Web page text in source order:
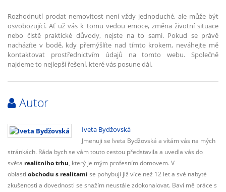
Rozhodnutí prodat nemovitost není vždy jednoduché, ale může být
osvobozující. Ať už vás k tomu vedou emoce, změna životní situace
nebo čistě praktické důvody, nejste na to sami. Pokud se právě
nacházíte v bodě, kdy přemýšlíte nad tímto krokem, neváhejte mě
kontaktovat prostřednictvím údajů na tomto webu. Společně
najdeme to nejlepší řešení, které vás posune dál.
Autor
Iveta Bydžovská
Jmenuji se Iveta Bydžovská a vítám vás na mých
stránkách. Ráda bych se vám touto cestou představila a uvedla vás do
světa realitního trhu, který je mým profesním domovem. V
oblasti obchodu s realitami se pohybuji již více než 12 let a své nabyté
zkušenosti a dovednosti se snažím neustále zdokonalovat. Baví mě práce s